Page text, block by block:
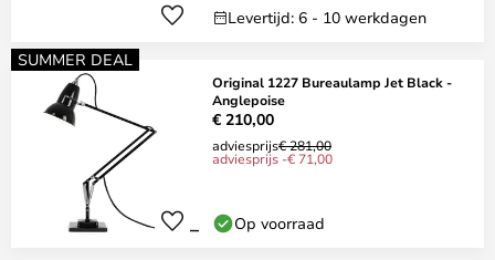
Levertijd: 6 - 10 werkdagen
SUMMER DEAL
Original 1227 Bureaulamp Jet Black -
Anglepoise
€ 210,00
adviesprijs€ 281,00
adviesprijs -€ 71,00
Op voorraad